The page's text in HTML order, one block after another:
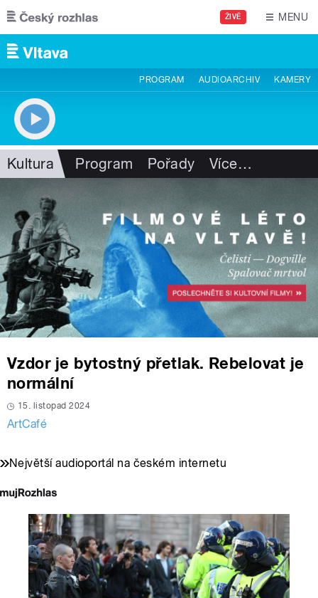
Přejít k hlavnímu obsahu
ŽIVĚ MENU
PROGRAM AUDIOARCHIV KAMERY
Kultura Program Pořady Více…
Vzdor je bytostný přetlak. Rebelovat je
normální
15. listopad 2024
ArtCafé
Největší audioportál na českém internetu